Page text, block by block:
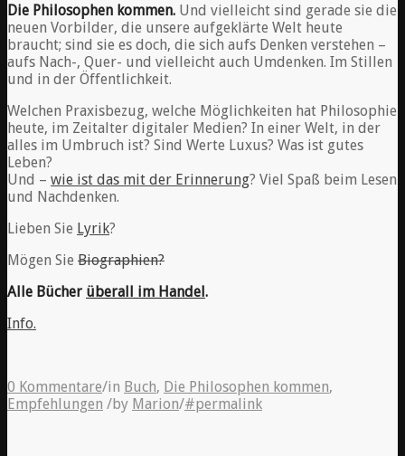
Die Philosophen kommen. Und vielleicht sind gerade sie die
neuen Vorbilder, die unsere aufgeklärte Welt heute
braucht; sind sie es doch, die sich aufs Denken verstehen –
aufs Nach-, Quer- und vielleicht auch Umdenken. Im Stillen
und in der Öffentlichkeit.
Welchen Praxisbezug, welche Möglichkeiten hat Philosophie
heute, im Zeitalter digitaler Medien? In einer Welt, in der
alles im Umbruch ist? Sind Werte Luxus? Was ist gutes
Leben?
Und – wie ist das mit der Erinnerung? Viel Spaß beim Lesen
und Nachdenken.
Lieben Sie Lyrik?
Mögen Sie Biographien?
Alle Bücher überall im Handel.
Info.
0 Kommentare/in Buch, Die Philosophen kommen,
Empfehlungen /by Marion/#permalink